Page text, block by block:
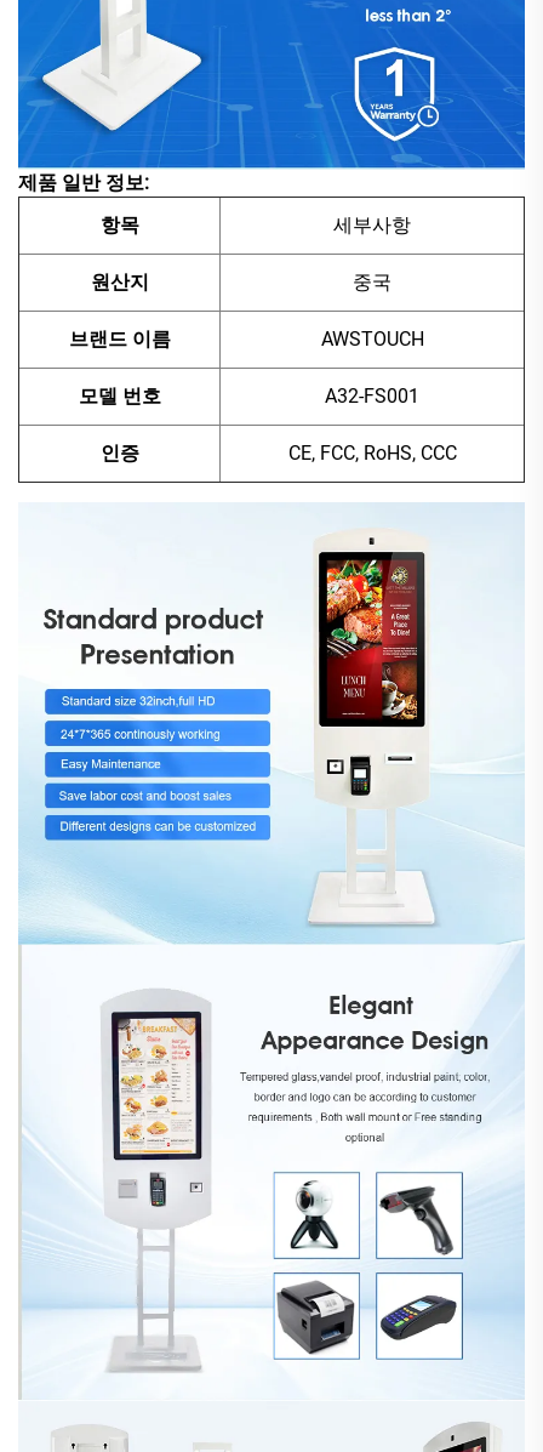
제품 일반 정보:
항목
세부사항
원산지 중국
브랜드 이름 AWSTOUCH
모델 번호 A32-FS001
인증 CE, FCC, RoHS, CCC